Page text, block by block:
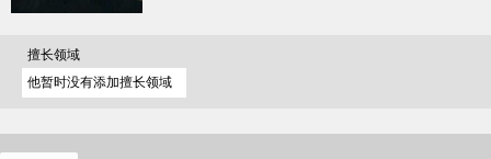
擅长领域
他暂时没有添加擅长领域